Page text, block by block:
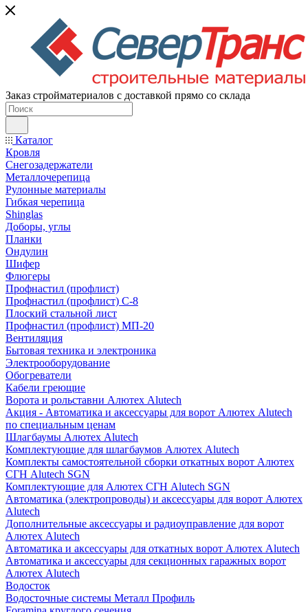
Заказ стройматериалов с доставкой прямо со склада
Каталог
Кровля
Снегозадержатели
Металлочерепица
Рулонные материалы
Гибкая черепица
Shinglas
Доборы, углы
Планки
Ондулин
Шифер
Флюгеры
Профнастил (профлист)
Профнастил (профлист) С-8
Плоский стальной лист
Профнастил (профлист) МП-20
Вентиляция
Бытовая техника и электроника
Электрооборудование
Обогреватели
Кабели греющие
Ворота и рольставни Алютех Alutech
Акция - Автоматика и аксессуары для ворот Алютех Alutech
по специальным ценам
Шлагбаумы Алютех Alutech
Комплектующие для шлагбаумов Алютех Alutech
Комплекты самостоятельной сборки откатных ворот Алютех
СГН Alutech SGN
Комплектующие для Алютех СГН Alutech SGN
Автоматика (электропроводы) и аксессуары для ворот Алютех
Alutech
Дополнительные аксессуары и радиоуправление для ворот
Алютех Alutech
Автоматика и аксессуары для откатных ворот Алютех Alutech
Автоматика и аксессуары для секционных гаражных ворот
Алютех Alutech
Водосток
Водосточные системы Металл Профиль